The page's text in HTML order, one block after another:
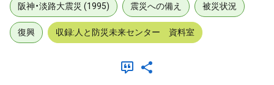
阪神・淡路大震災 (1995) 震災への備え 被災状況
復興 収録:人と防災未来センター 資料室